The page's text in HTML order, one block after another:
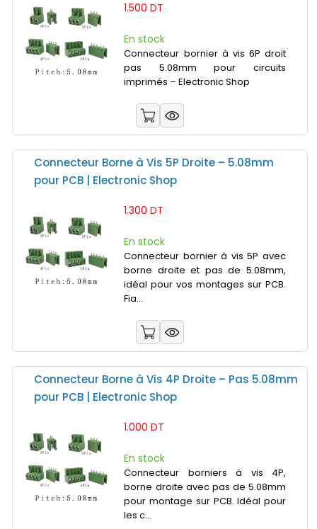
1.500 DT
En stock
Connecteur bornier à vis 6P droit
pas 5.08mm pour circuits
imprimés – Electronic Shop
Connecteur Borne à Vis 5P Droite – 5.08mm
pour PCB | Electronic Shop
1.300 DT
En stock
Connecteur bornier à vis 5P avec
borne droite et pas de 5.08mm,
idéal pour vos montages sur PCB.
Fia...
Connecteur Borne à Vis 4P Droite – Pas 5.08mm
pour PCB | Electronic Shop
1.000 DT
En stock
Connecteur borniers à vis 4P,
borne droite avec pas de 5.08mm
pour montage sur PCB. Idéal pour
les c...